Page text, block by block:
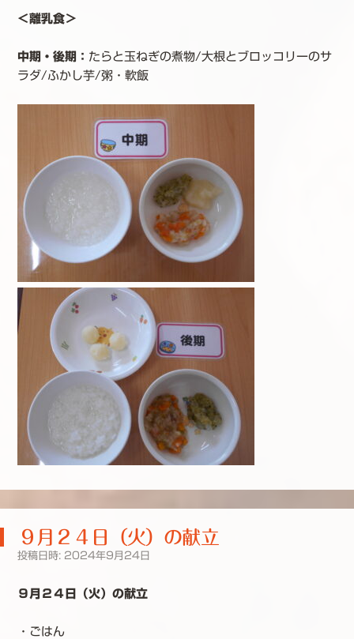
＜離乳食＞
中期・後期： たらと玉ねぎの煮物/大根とブロッコリーのサ
ラダ/ふかし芋/粥・軟飯
９月２４日（火）の献立
投稿日時: 2024年9月24日
９月２４日（火）の献立
・ごはん